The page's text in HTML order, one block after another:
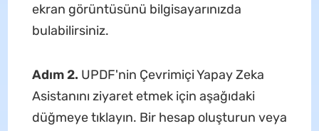
ekran görüntüsünü bilgisayarınızda
bulabilirsiniz.
Adım 2. UPDF'nin Çevrimiçi Yapay Zeka
Asistanını ziyaret etmek için aşağıdaki
düğmeye tıklayın. Bir hesap oluşturun veya